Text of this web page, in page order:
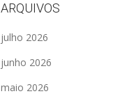
ARQUIVOS
julho 2026
junho 2026
maio 2026